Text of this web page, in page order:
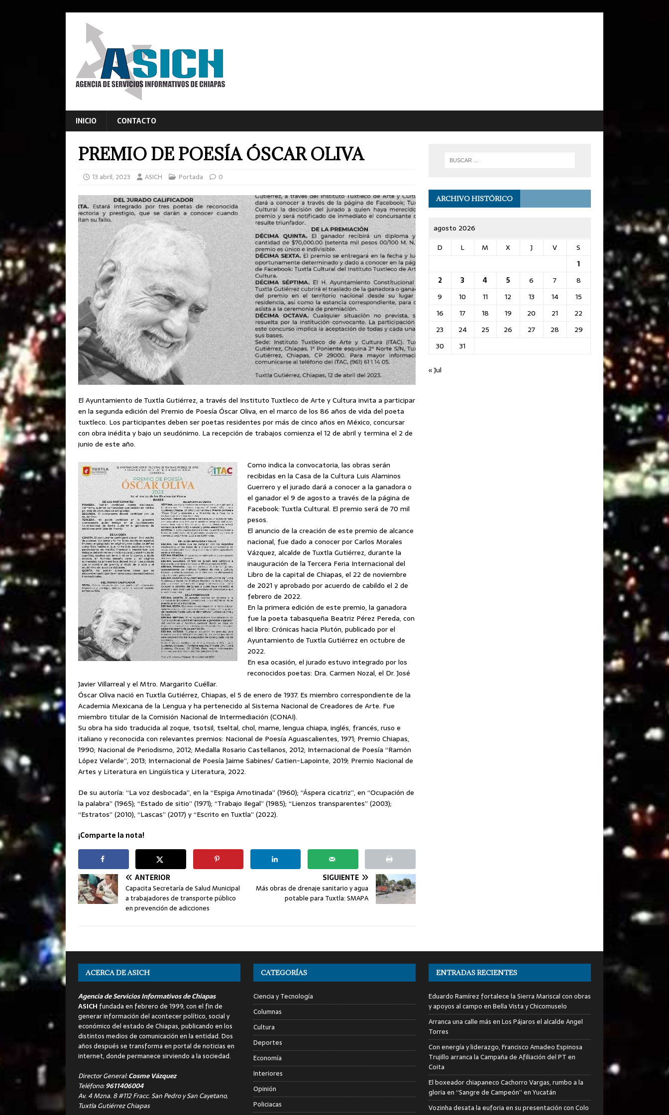
INICIO CONTACTO
PREMIO DE POESÍA ÓSCAR OLIVA
13 abril, 2023 ASICH Portada 0
El Ayuntamiento de Tuxtla Gutiérrez, a través del Instituto Tuxtleco de Arte y Cultura invita a participar
en la segunda edición del Premio de Poesía Óscar Oliva, en el marco de los 86 años de vida del poeta
tuxtleco. Los participantes deben ser poetas residentes por más de cinco años en México, concursar
con obra inédita y bajo un seudónimo. La recepción de trabajos comienza el 12 de abril y termina el 2 de
junio de este año.
Como indica la convocatoria, las obras serán
recibidas en la Casa de la Cultura Luis Alaminos
Guerrero y el jurado dará a conocer a la ganadora o
el ganador el 9 de agosto a través de la página de
Facebook: Tuxtla Cultural. El premio será de 70 mil
pesos.
El anuncio de la creación de este premio de alcance
nacional, fue dado a conocer por Carlos Morales
Vázquez, alcalde de Tuxtla Gutiérrez, durante la
inauguración de la Tercera Feria Internacional del
Libro de la capital de Chiapas, el 22 de noviembre
de 2021 y aprobado por acuerdo de cabildo el 2 de
febrero de 2022.
En la primera edición de este premio, la ganadora
fue la poeta tabasqueña Beatriz Pérez Pereda, con
el libro: Crónicas hacia Plutón, publicado por el
Ayuntamiento de Tuxtla Gutiérrez en octubre de
2022.
En esa ocasión, el jurado estuvo integrado por los
reconocidos poetas: Dra. Carmen Nozal, el Dr. José
Javier Villarreal y el Mtro. Margarito Cuéllar.
Óscar Oliva nació en Tuxtla Gutiérrez, Chiapas, el 5 de enero de 1937. Es miembro correspondiente de la
Academia Mexicana de la Lengua y ha pertenecido al Sistema Nacional de Creadores de Arte. Fue
miembro titular de la Comisión Nacional de Intermediación (CONAI).
Su obra ha sido traducida al zoque, tsotsil, tseltal, chol, mame, lengua chiapa, inglés, francés, ruso e
italiano y reconocida con relevantes premios: Nacional de Poesía Aguascalientes, 1971; Premio Chiapas,
1990; Nacional de Periodismo, 2012; Medalla Rosario Castellanos, 2012; Internacional de Poesía “Ramón
López Velarde”, 2013; Internacional de Poesía Jaime Sabines/ Gatien-Lapointe, 2019; Premio Nacional de
Artes y Literatura en Lingüística y Literatura, 2022.
De su autoría: “La voz desbocada”, en la “Espiga Amotinada” (1960); “Áspera cicatriz”, en “Ocupación de
la palabra” (1965); “Estado de sitio” (1971); “Trabajo Ilegal” (1985); “Lienzos transparentes” (2003);
“Estratos” (2010), “Lascas” (2017) y “Escrito en Tuxtla” (2022).
¡Comparte la nota!
ANTERIOR
Capacita Secretaría de Salud Municipal
a trabajadores de transporte público
en prevención de adicciones
SIGUIENTE
Más obras de drenaje sanitario y agua
potable para Tuxtla: SMAPA
ARCHIVO HISTÓRICO
agosto 2026
D
L M X J V
S
1
2
3 4 5 6 7
8
9
10 11 12 13 14
15
16
17 18 19 20 21
22
23
24 25 26 27 28
29
30
31
« Jul
ACERCA DE ASICH
Agencia de Servicios Informativos de Chiapas
ASICH fundada en febrero de 1999, con el fin de
generar información del acontecer político, social y
económico del estado de Chiapas, publicando en los
distintos medios de comunicación en la entidad. Dos
años después se transforma en portal de noticias en
internet, donde permanece sirviendo a la sociedad.
Director General:Cosme Vázquez
Teléfono:9611406004
Av. 4 Mzna. 8 #112 Fracc. San Pedro y San Cayetano,
Tuxtla Gutiérrez Chiapas
CATEGORÍAS
Ciencia y Tecnología
Columnas
Cultura
Deportes
Economía
Interiores
Opinión
Policiacas
ENTRADAS RECIENTES
Eduardo Ramírez fortalece la Sierra Mariscal con obras
y apoyos al campo en Bella Vista y Chicomuselo
Arranca una calle más en Los Pájaros el alcalde Angel
Torres
Con energía y liderazgo, Francisco Amadeo Espinosa
Trujillo arranca la Campaña de Afiliación del PT en
Coita
El boxeador chiapaneco Cachorro Vargas, rumbo a la
gloria en “Sangre de Campeón” en Yucatán
Vozinha desata la euforia en su presentación con Colo